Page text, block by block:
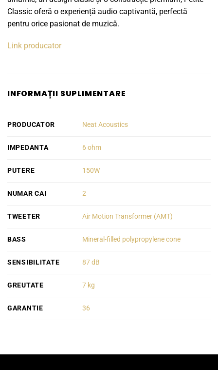
Classic oferă o experiență audio captivantă, perfectă
pentru orice pasionat de muzică.
Link producator
INFORMAȚII SUPLIMENTARE
PRODUCATOR Neat Acoustics
IMPEDANTA 6 ohm
PUTERE 150W
NUMAR CAI 2
TWEETER Air Motion Transformer (AMT)
BASS Mineral-filled polypropylene cone
SENSIBILITATE 87 dB
GREUTATE 7 kg
GARANTIE 36